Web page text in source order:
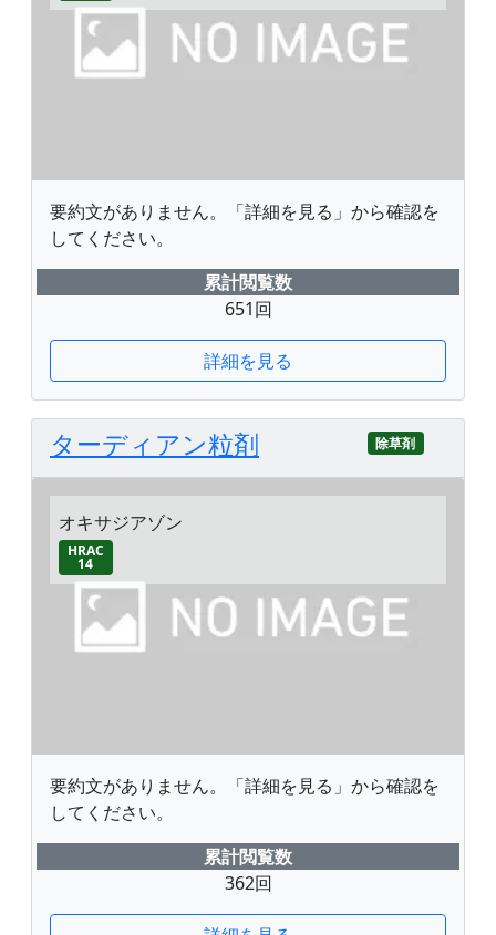
要約文がありません。「詳細を見る」から確認を
してください。
累計閲覧数
651回
詳細を見る
ターディアン粒剤 除草剤
オキサジアゾン
HRAC
14
要約文がありません。「詳細を見る」から確認を
してください。
累計閲覧数
362回